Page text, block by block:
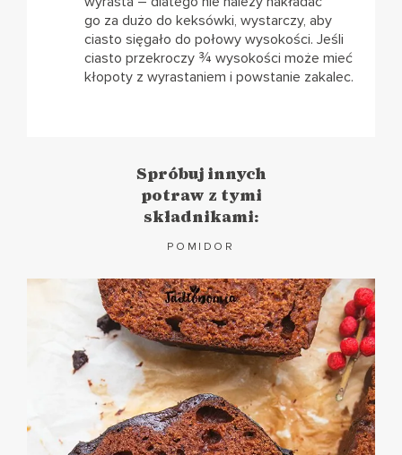
go za dużo do keksówki, wystarczy, aby
ciasto sięgało do połowy wysokości. Jeśli
ciasto przekroczy ¾ wysokości może mieć
kłopoty z wyrastaniem i powstanie zakalec.
Spróbuj innych
potraw z tymi
składnikami:
POMIDOR